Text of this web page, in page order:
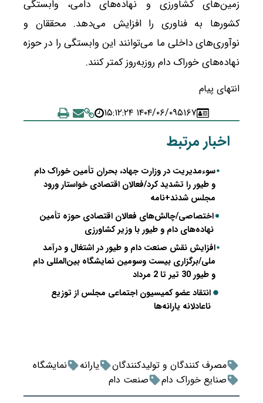
زمین‌های کشاورزی و نهاده‌های دامی، وابستگی
کشورها به فناوری را افزایش می‌دهد. محققان و
نوآوری‌های داخلی ما می‌توانند این وابستگی را در حوزه
نهاده‌های خوراک دام روزبه‌روز کمتر کنند.
انتهای پیام
۵۱۶۷۱۴۰۴/۰۶/۰۹ ۱۵:۱۲:۲۴
اخبار مرتبط
سوءمدیریت در وزارت جهاد، بحران تأمین خوراک دام
و طیور را تشدید کرد/فعالان اقتصادی خواستار ورود
مجلس شدند+نامه
اختصاصی/چالش‌‌های فعالان اقتصادی حوزه تأمین
نهاده‌های دام و طیور با وزیر کشاورزی
افزایش نقش صنعت دام و طیور در اشتغال و درآمد
ملی/برگزاری بیست وسومین نمایشگاه بین‌المللی دام
و طیور 30 تیر تا 2 مرداد
انتقاد عضو کمیسیون اجتماعی مجلس از توزیع
ناعادلانه یارانه‌ها
مصرف کنندگان و تولیدکنندگان یارانه
نمایشگاه
صنایع خوراک دام
صنعت دام